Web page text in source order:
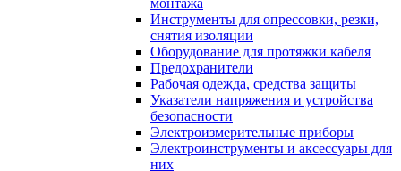
монтажа
Инструменты для опрессовки, резки,
снятия изоляции
Оборудование для протяжки кабеля
Предохранители
Рабочая одежда, средства защиты
Указатели напряжения и устройства
безопасности
Электроизмерительные приборы
Электроинструменты и аксессуары для
них